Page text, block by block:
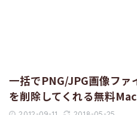
一括でPNG/JPG画像フ
を削除してくれる無料